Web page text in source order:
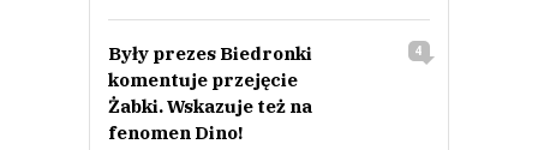
Były prezes Biedronki
komentuje przejęcie
Żabki. Wskazuje też na
fenomen Dino!
4